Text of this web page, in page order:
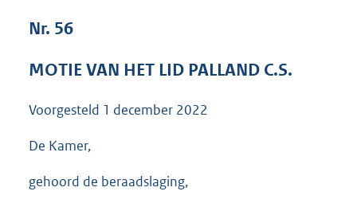
K
Nr. 56
MOTIE VAN HET LID PALLAND C.S.
Voorgesteld 1 december 2022
De Kamer,
gehoord de beraadslaging,